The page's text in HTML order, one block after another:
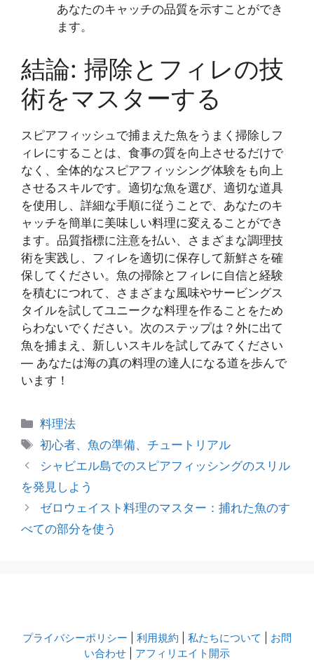
あなたのキャッチの品質を示すことができ
ます。
結論: 掃除とフィレの技
術をマスターする
スピアフィッシュで捕まえた魚をうまく掃除しフ
ィレにすることは、食事の質を向上させるだけで
なく、全体的なスピアフィッシング体験をも向上
させるスキルです。適切な魚を選び、適切な道具
を使用し、詳細な手順に従うことで、あなたのキ
ャッチを簡単に美味しい料理に変えることができ
ます。品質指標に注意を払い、さまざまな調理技
術を実践し、フィレを適切に保存して新鮮さを確
保してください。魚の掃除とフィレに自信と経験
を積むにつれて、さまざまな風味やサービングス
タイルを試してユニークな料理を作ることをため
らわないでください。次のステップは？外に出て
魚を捕まえ、新しいスキルを試してみてください
— あなたは海の真の料理の達人になる道を歩んで
います！
カ
テ
リ
ー
料理法
タ
グ
初心者、魚の準備、チュートリアル
シャビエル島でのスピアフィッシングのスリル
を発見しよう
ゼロウェイスト料理のマスター：捕れた魚のす
べての部分を使う
プライバシーポリシー 利用規約 私たちについて
お問
い合わせ
アフィリエイト開示